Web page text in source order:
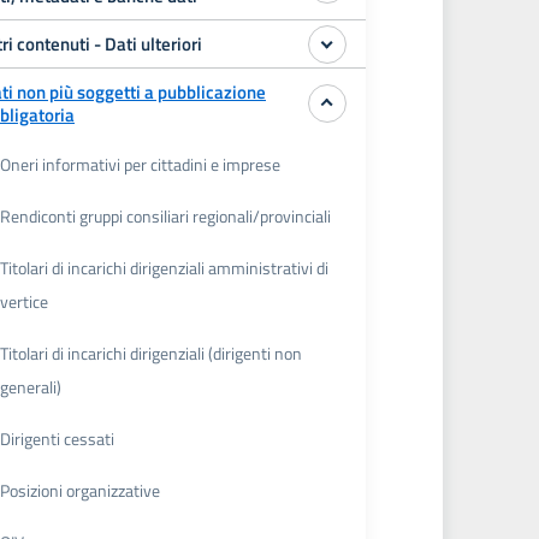
contenuti - Dati ulteriori
non più soggetti a pubblicazione
Oneri informativi per cittadini e imprese
Rendiconti gruppi consiliari regionali/provinciali
Titolari di incarichi dirigenziali amministrativi di
vertice
Titolari di incarichi dirigenziali (dirigenti non
generali)
Dirigenti cessati
Posizioni organizzative